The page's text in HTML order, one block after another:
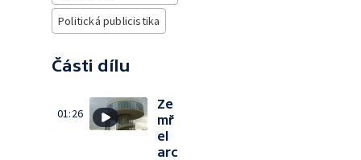
Politická publicistika
Části dílu
01:26
Ze
mř
el
arc